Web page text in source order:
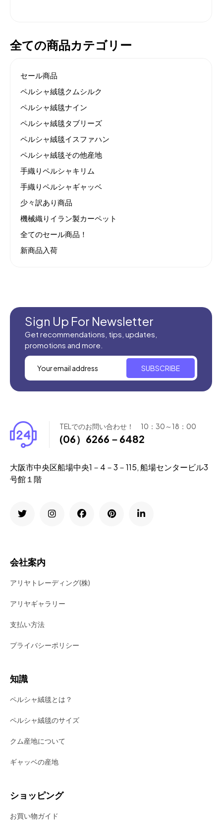
全ての商品カテゴリー
セール商品
ペルシャ絨毯クムシルク
ペルシャ絨毯ナイン
ペルシャ絨毯タブリーズ
ペルシャ絨毯イスファハン
ペルシャ絨毯その他産地
手織りペルシャキリム
手織りペルシャギャッベ
少々訳あり商品
機械織りイラン製カーペット
全てのセール商品！
新商品入荷
Sign Up For Newsletter
Get recommendations, tips, updates,
promotions and more.
SUBSCRIBE
TELでのお問い合わせ！ 10：30～18：00
(06）6266－6482
大阪市中央区船場中央1－4－3－115, 船場センタービル3
号館１階
会社案内
アリヤトレーディング(株)
アリヤギャラリー
支払い方法
プライバシーポリシー
知識
ペルシャ絨毯とは？
ペルシャ絨毯のサイズ
クム産地について
ギャッベの産地
ショッピング
お買い物ガイド